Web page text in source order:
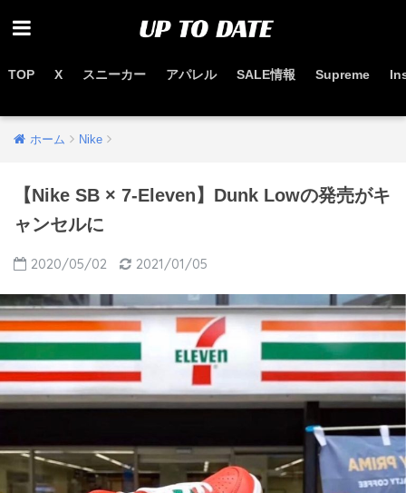
TOP X スニーカー アパレル SALE情報 Supreme
ホーム Nike
【Nike SB × 7-Eleven】Dunk Lowの発売がキ
ャンセルに
2020/05/02 2021/01/05